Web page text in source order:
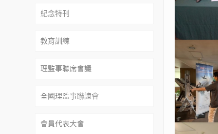
紀念特刊
教育訓練
理監事聯席會議
全國理監事聯誼會
會員代表大會